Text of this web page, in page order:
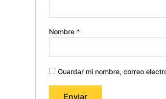
Nombre *
Guardar mi nombre, correo